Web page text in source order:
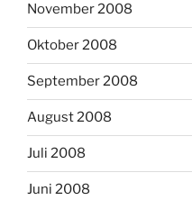
November 2008
Oktober 2008
September 2008
August 2008
Juli 2008
Juni 2008